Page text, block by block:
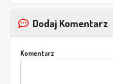
Dodaj Komentarz
Komentarz